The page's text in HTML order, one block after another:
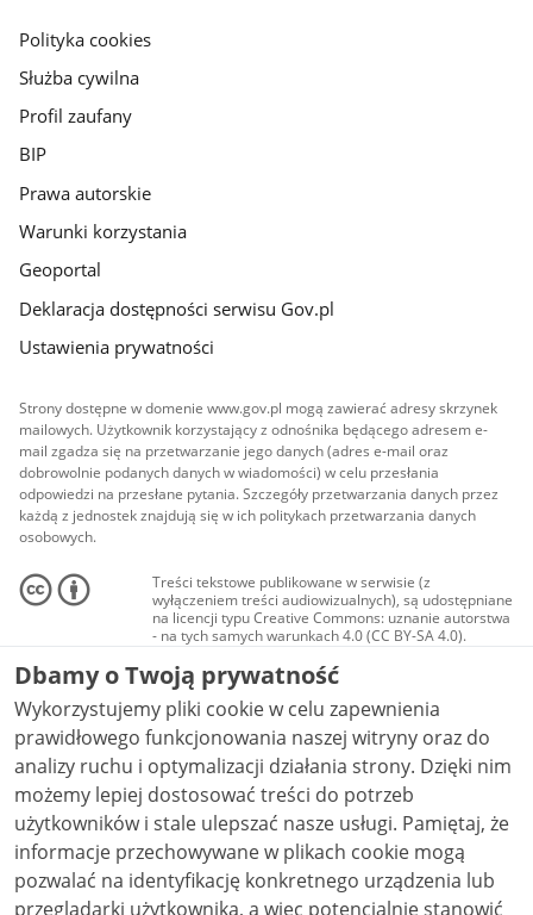
gov.pl
Polityka cookies
Służba cywilna
Profil zaufany
BIP
Prawa autorskie
Warunki korzystania
Geoportal
Deklaracja dostępności serwisu Gov.pl
Ustawienia prywatności
Strony dostępne w domenie www.gov.pl mogą zawierać adresy skrzynek
mailowych. Użytkownik korzystający z odnośnika będącego adresem e-
mail zgadza się na przetwarzanie jego danych (adres e-mail oraz
dobrowolnie podanych danych w wiadomości) w celu przesłania
odpowiedzi na przesłane pytania. Szczegóły przetwarzania danych przez
każdą z jednostek znajdują się w ich politykach przetwarzania danych
osobowych.
Treści tekstowe publikowane w serwisie (z
wyłączeniem treści audiowizualnych), są udostępniane
na licencji typu Creative Commons: uznanie autorstwa
- na tych samych warunkach 4.0 (CC BY-SA 4.0).
Materiały audiowizualne, w tym zdjęcia, materiały
audio i wideo, są udostępniane na licencji typu
Creative Commons: uznanie autorstwa użycie
niekomercyjne - bez utworów zależnych 4.0 (CC BY-
NC-ND 4.0), o ile nie jest to stwierdzone inaczej.
Dbamy o Twoją prywatność
Wykorzystujemy pliki cookie w celu zapewnienia
prawidłowego funkcjonowania naszej witryny oraz do
analizy ruchu i optymalizacji działania strony. Dzięki nim
możemy lepiej dostosować treści do potrzeb
użytkowników i stale ulepszać nasze usługi. Pamiętaj, że
informacje przechowywane w plikach cookie mogą
pozwalać na identyfikację konkretnego urządzenia lub
przeglądarki użytkownika, a więc potencjalnie stanowić